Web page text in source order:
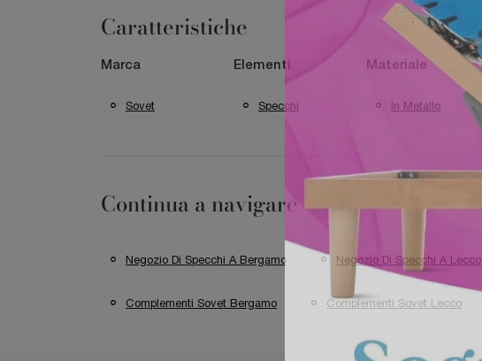
Caratteristiche
Marca
Sovet
Elementi
Specchi
Materiale
In Metallo
Continua a navigare
Negozio Di Specchi A Bergamo Negozio Di Specchi A Lecco
Complementi Sovet Bergamo Complementi Sovet Lecco